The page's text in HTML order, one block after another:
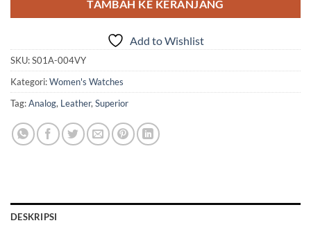
TAMBAH KE KERANJANG
Add to Wishlist
SKU:S01A-004VY
Kategori:Women's Watches
Tag:Analog, Leather,Superior
DESKRIPSI